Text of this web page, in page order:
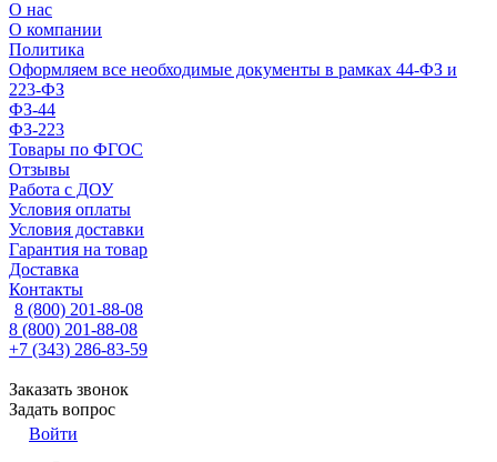
О нас
О компании
Политика
Оформляем все необходимые документы в рамках 44-ФЗ и
223-ФЗ
ФЗ-44
ФЗ-223
Товары по ФГОС
Отзывы
Работа с ДОУ
Условия оплаты
Условия доставки
Гарантия на товар
Доставка
Контакты
8 (800) 201-88-08
8 (800) 201-88-08
+7 (343) 286-83-59
Заказать звонок
Задать вопрос
Войти